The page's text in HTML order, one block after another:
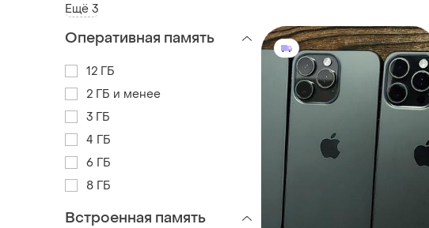
Ещё 3
Оперативная память
12 ГБ
2 ГБ и менее
3 ГБ
4 ГБ
6 ГБ
8 ГБ
Встроенная память